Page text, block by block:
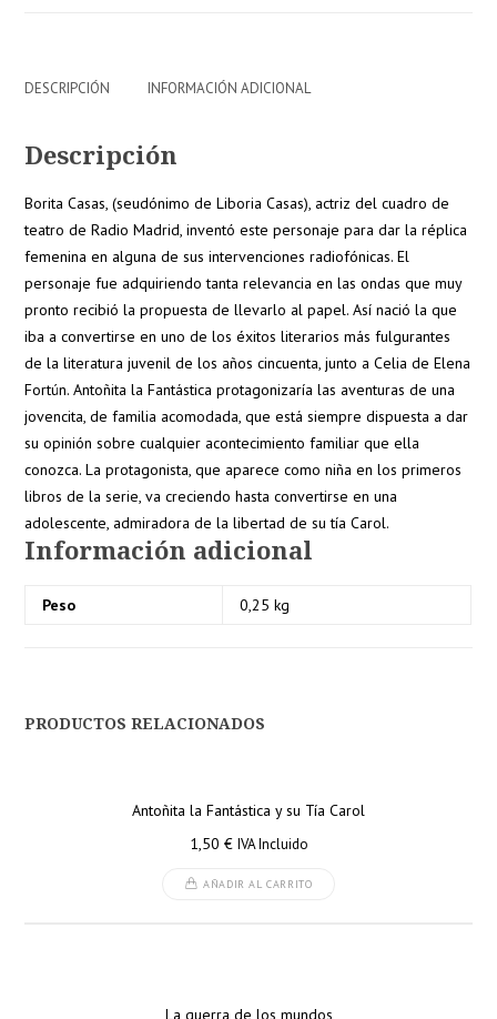
DESCRIPCIÓN INFORMACIÓN ADICIONAL
Descripción
Borita Casas, (seudónimo de Liboria Casas), actriz del cuadro de
teatro de Radio Madrid, inventó este personaje para dar la réplica
femenina en alguna de sus intervenciones radiofónicas. El
personaje fue adquiriendo tanta relevancia en las ondas que muy
pronto recibió la propuesta de llevarlo al papel. Así nació la que
iba a convertirse en uno de los éxitos literarios más fulgurantes
de la literatura juvenil de los años cincuenta, junto a Celia de Elena
Fortún. Antoñita la Fantástica protagonizaría las aventuras de una
jovencita, de familia acomodada, que está siempre dispuesta a dar
su opinión sobre cualquier acontecimiento familiar que ella
conozca. La protagonista, que aparece como niña en los primeros
libros de la serie, va creciendo hasta convertirse en una
adolescente, admiradora de la libertad de su tía Carol.
Información adicional
Peso 0,25 kg
PRODUCTOS RELACIONADOS
Antoñita la Fantástica y su Tía Carol
1,50 € IVA Incluido
AÑADIR AL CARRITO
La guerra de los mundos